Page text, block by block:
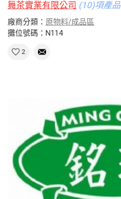
舞茶實業有限公司 (10)項產品
廠商分類： 原物料/成品區
攤位號碼：N114
2